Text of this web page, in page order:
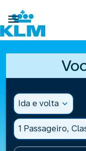

Ida e volta expand_more
1 Passageiro,